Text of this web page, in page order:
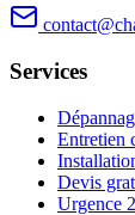
Services
Entretien
Devis
Urgence